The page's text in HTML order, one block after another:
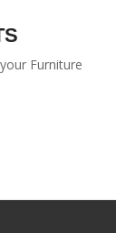
Furniture